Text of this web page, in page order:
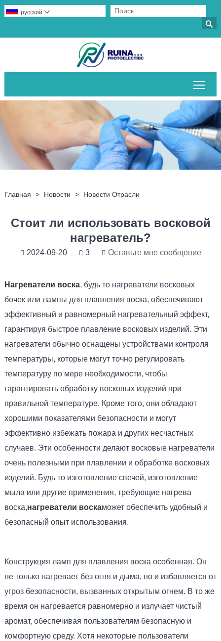

русский 
Главная > Новости > Новости Отрасли
Стоит ли использовать восковой
нагреватель?
2024-09-20 3 Оставьте мне сообщение
Нагреватели воска, будь то нагреватели восковых
бочек или лампы для плавления воска, обеспечивают
эффективный и равномерный нагревательный эффект,
гарантируя быстрое плавление восковых изделий. Эти
нагреватели обычно оснащены устройствами контроля
температуры, которые могут точно регулировать
температуру по мере необходимости, чтобы
гарантировать обработку восковых изделий при
правильной температуре. Кроме того, они обладают
хорошими показателями безопасности и могут
эффективно избежать пожара и других несчастных
случаев. Эти особенности делают восковые нагреватели
очень полезными при плавлении и обработке восковых
изделий. Будь то изготовление свечей, изготовление
мыла или другие применения, требующие нагрева
воска,нагреватели воскаможет обеспечить удобный и
безопасный опыт использования.
Конструкция ламп для плавления воска особенная. Он
не только нагревает без огня и дыма, но и избавляется от
угроз безопасности, вызванных открытым огнем. В то же
время он нагревается равномерно и излучает чистый
аромат, обеспечивая пользователям безопасную и
комфортную среду. Хотя некоторые пользователи